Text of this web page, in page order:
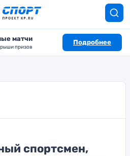
матчи
призов
Подробнее
спортсмен,